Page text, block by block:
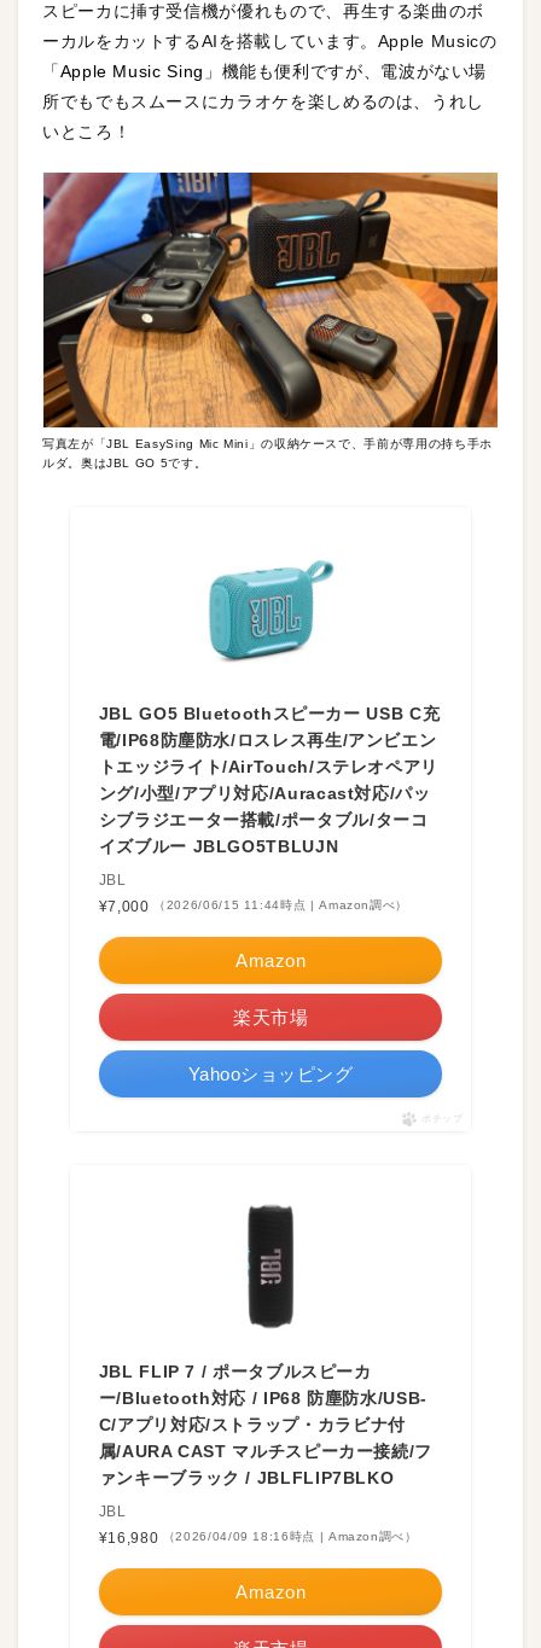
スピーカに挿す受信機が優れもので、再生する楽曲のボ
ーカルをカットするAIを搭載しています。Apple Musicの
「Apple Music Sing 」機能も便利ですが、電波がない場
所でもでもスムースにカラオケを楽しめるのは、うれし
いところ！
写真左が「JBL EasySing Mic Mini」の収納ケースで、手前が専用の持ち手ホ
ルダ。奥はJBL GO 5です。
JBL GO5 Bluetoothスピーカー USB C充
電/IP68防塵防水/ロスレス再生/アンビエン
トエッジライト/AirTouch/ステレオペアリ
ング/小型/アプリ対応/Auracast対応/パッ
シブラジエーター搭載/ポータブル/ターコ
イズブルー JBLGO5TBLUJN
JBL
¥7,000
（2026/06/15 11:44時点 | Amazon調べ）
Amazon
楽天市場
Yahooショッピング
ポチップ
JBL FLIP 7 / ポータブルスピーカ
ー/Bluetooth対応 / IP68 防塵防水/USB-
C/アプリ対応/ストラップ・カラビナ付
属/AURA CAST マルチスピーカー接続/フ
ァンキーブラック / JBLFLIP7BLKO
JBL
¥16,980
（2026/04/09 18:16時点 | Amazon調べ）
Amazon